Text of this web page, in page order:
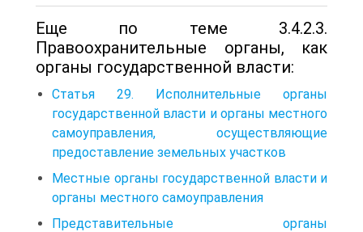
Еще по теме 3.4.2.3.
Правоохранительные органы, как
органы государственной власти:
Статья 29. Исполнительные органы
государственной власти и органы местного
самоуправления, осуществляющие
предоставление земельных участков
Местные органы государственной власти и
органы местного самоуправления
Представительные органы